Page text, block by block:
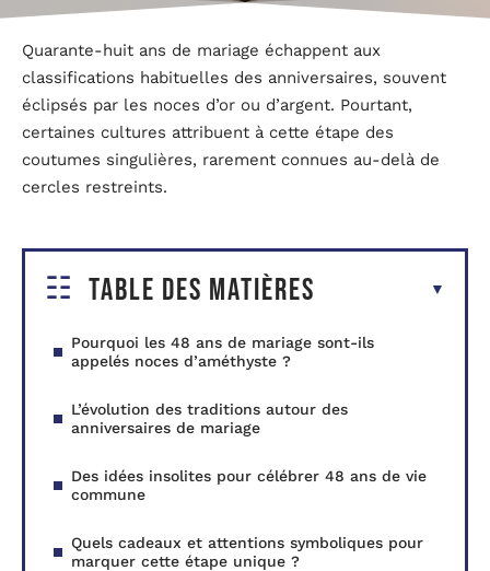
Quarante-huit ans de mariage échappent aux
classifications habituelles des anniversaires, souvent
éclipsés par les noces d’or ou d’argent. Pourtant,
certaines cultures attribuent à cette étape des
coutumes singulières, rarement connues au-delà de
cercles restreints.
Table des matières
Pourquoi les 48 ans de mariage sont-ils
appelés noces d’améthyste ?
L’évolution des traditions autour des
anniversaires de mariage
Des idées insolites pour célébrer 48 ans de vie
commune
Quels cadeaux et attentions symboliques pour
marquer cette étape unique ?